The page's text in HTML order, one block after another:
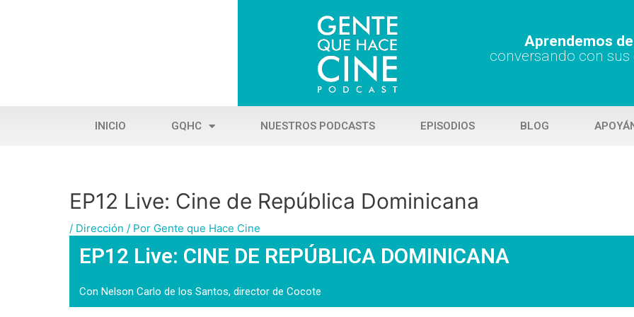
Aprendemos
conversando con sus
INICIO GQHC NUESTROS PODCASTS EPISODIOS BLOG
EP12 Live: Cine de República Dominicana
/ Dirección / Por Gente que Hace Cine
EP12 Live: CINE DE REPÚBLICA DOMINICANA
Con Nelson Carlo de los Santos, director de Cocote
Navegación
de
entradas